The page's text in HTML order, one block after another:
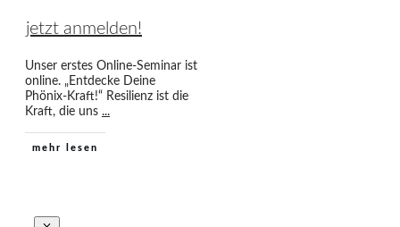
jetzt anmelden!
Unser erstes Online-Seminar ist
online. „Entdecke Deine
Phönix-Kraft!“ Resilienz ist die
Kraft, die uns ...
mehr lesen